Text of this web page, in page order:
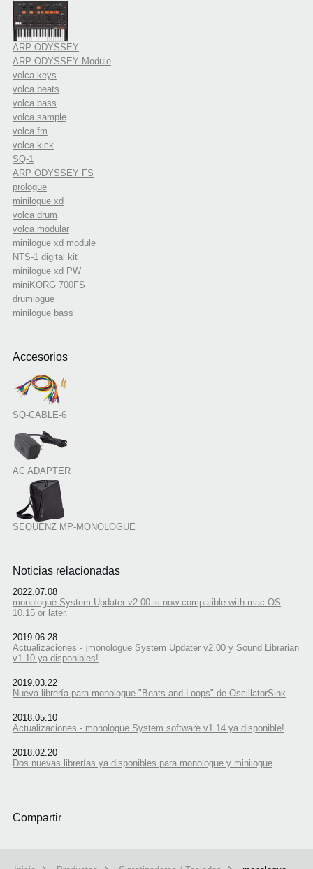
ARP ODYSSEY
ARP ODYSSEY Module
volca keys
volca beats
volca bass
volca sample
volca fm
volca kick
SQ-1
ARP ODYSSEY FS
prologue
minilogue xd
volca drum
volca modular
minilogue xd module
NTS-1 digital kit
minilogue xd PW
miniKORG 700FS
drumlogue
minilogue bass
Accesorios
SQ-CABLE-6
AC ADAPTER
SEQUENZ MP-MONOLOGUE
Noticias relacionadas
2022.07.08
monologue System Updater v2.00 is now compatible with mac OS
10.15 or later.
2019.06.28
Actualizaciones - ¡monologue System Updater v2.00 y Sound Librarian
v1.10 ya disponibles!
2019.03.22
Nueva librería para monologue "Beats and Loops" de OscillatorSink
2018.05.10
Actualizaciones - monologue System software v1.14 ya disponible!
2018.02.20
Dos nuevas librerías ya disponibles para monologue y minilogue
Compartir